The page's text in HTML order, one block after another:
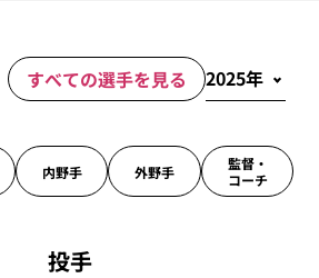
すべての選手を見る
内野手 外野手
監督・
コーチ
投手